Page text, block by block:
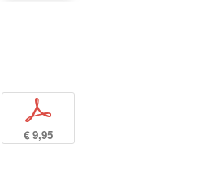
p
€ 9,95